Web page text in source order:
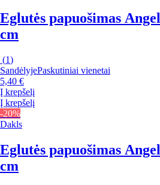
Eglutės papuošimas Angel
cm
(1)
SandėlyjePaskutiniai vienetai
5,40 €
Į krepšelį
Į krepšelį
-20%
Dakls
Eglutės papuošimas Angel
cm